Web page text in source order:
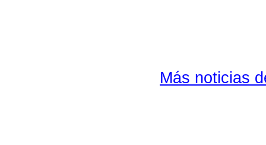
Más noticias